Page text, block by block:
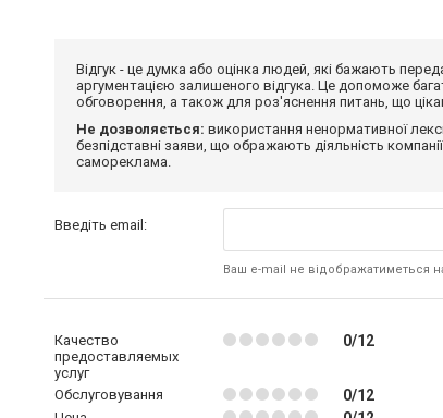
Відгук - це думка або оцінка людей, які бажають
аргументацією залишеного відгука. Це допоможе
обговорення, а також для роз'яснення питань, що
Не дозволяється: використання ненормативної
безпідставні заяви, що ображають діяльність
самореклама.
Введіть email:
Ваш e-mail не відображатиметься
Качество
предоставляемых
услуг
0/12
Обслуговування 0/12